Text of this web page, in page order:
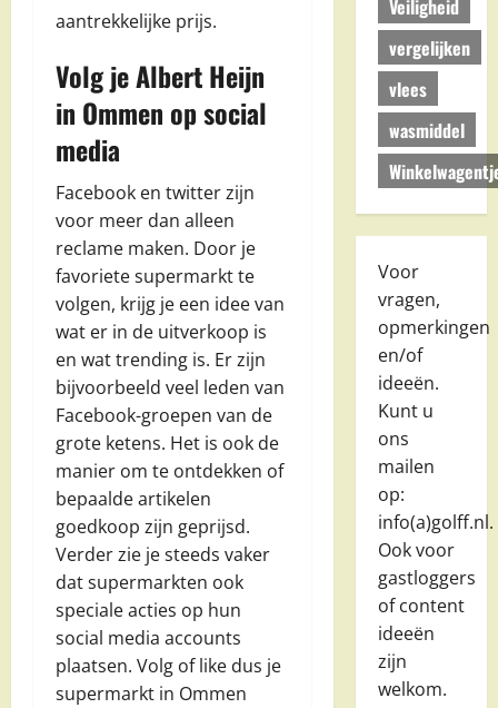
aantrekkelijke prijs.
Volg je Albert Heijn
in Ommen op social
media
Facebook en twitter zijn
voor meer dan alleen
reclame maken. Door je
favoriete supermarkt te
volgen, krijg je een idee van
wat er in de uitverkoop is
en wat trending is. Er zijn
bijvoorbeeld veel leden van
Facebook-groepen van de
grote ketens. Het is ook de
manier om te ontdekken of
bepaalde artikelen
goedkoop zijn geprijsd.
Verder zie je steeds vaker
dat supermarkten ook
speciale acties op hun
social media accounts
plaatsen. Volg of like dus je
supermarkt in Ommen
Veiligheid
vergelijken
vlees
wasmiddel
Voor
vragen,
opmerkingen
en/of
ideeën.
Kunt u
ons
mailen
op:
info(a)golff.nl.
Ook voor
gastloggers
of content
ideeën
zijn
welkom.